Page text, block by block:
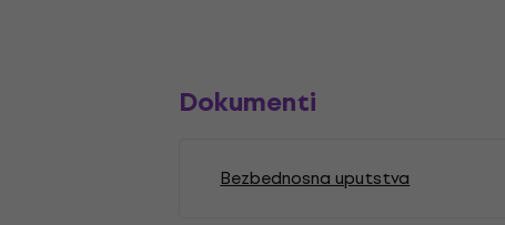
Dokumenti
Bezbednosna uputstva